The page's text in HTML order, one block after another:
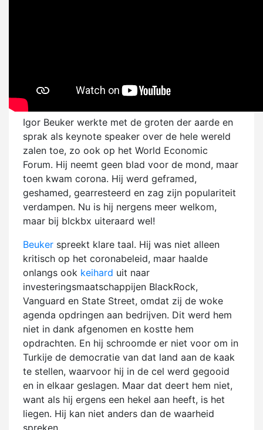
Igor Beuker werkte met de groten der aarde en
sprak als keynote speaker over de hele wereld
zalen toe, zo ook op het World Economic
Forum. Hij neemt geen blad voor de mond, maar
toen kwam corona. Hij werd geframed,
geshamed, gearresteerd en zag zijn populariteit
verdampen. Nu is hij nergens meer welkom,
maar bij blckbx uiteraard wel!
Beuker spreekt klare taal. Hij was niet alleen
kritisch op het coronabeleid, maar haalde
onlangs ook keihard uit naar
investeringsmaatschappijen BlackRock,
Vanguard en State Street, omdat zij de woke
agenda opdringen aan bedrijven. Dit werd hem
niet in dank afgenomen en kostte hem
opdrachten. En hij schroomde er niet voor om in
Turkije de democratie van dat land aan de kaak
te stellen, waarvoor hij in de cel werd gegooid
en in elkaar geslagen. Maar dat deert hem niet,
want als hij ergens een hekel aan heeft, is het
liegen. Hij kan niet anders dan de waarheid
spreken.